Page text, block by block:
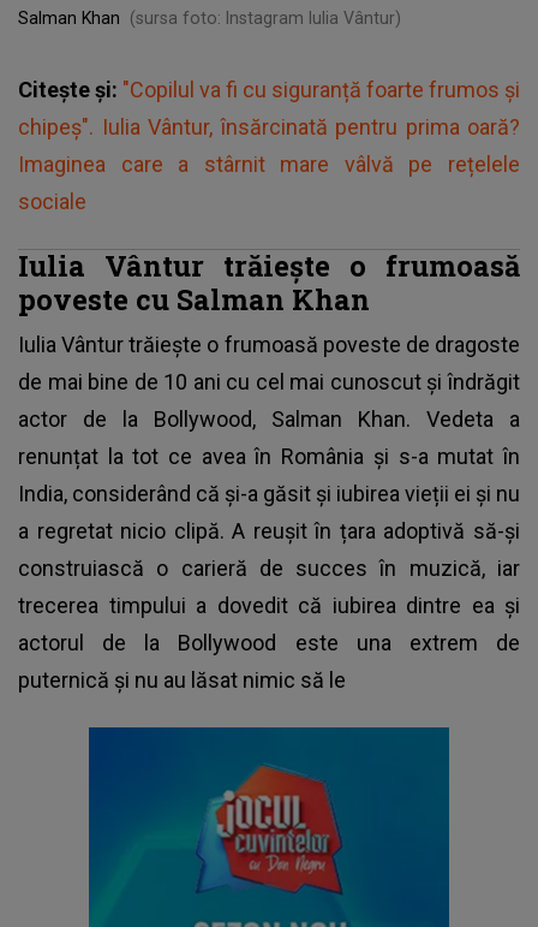
Salman Khan
(sursa foto: Instagram Iulia Vântur)
Citește și: "Copilul va fi cu siguranță foarte frumos și
chipeș". Iulia Vântur, însărcinată pentru prima oară?
Imaginea care a stârnit mare vâlvă pe rețelele
sociale
Iulia Vântur trăiește o frumoasă
poveste cu Salman Khan
Iulia Vântur trăiește o frumoasă poveste de dragoste
de mai bine de 10 ani cu cel mai cunoscut și îndrăgit
actor de la Bollywood, Salman Khan. Vedeta a
renunțat la tot ce avea în România și s-a mutat în
India, considerând că și-a găsit și iubirea vieții ei și nu
a regretat nicio clipă. A reușit în țara adoptivă să-și
construiască o carieră de succes în muzică, iar
trecerea timpului a dovedit că iubirea dintre ea și
actorul de la Bollywood este una extrem de
puternică și nu au lăsat nimic să le